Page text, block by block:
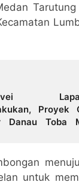
Proyek
Danau Toba
untuk